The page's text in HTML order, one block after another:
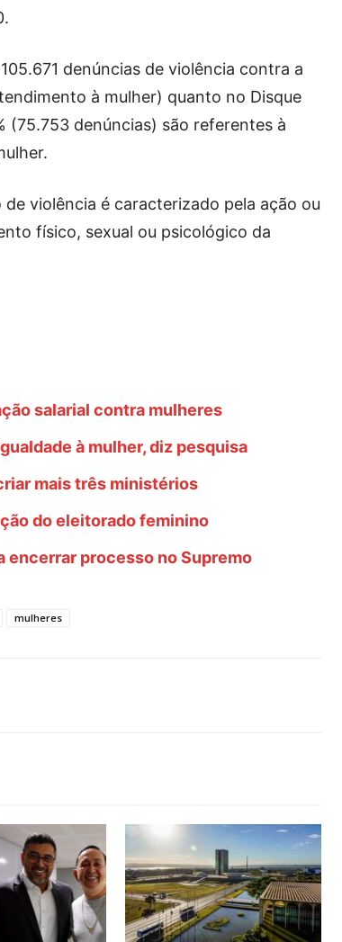
denúncias de violência contra a
à mulher) quanto no Disque
(75.753 denúncias) são referentes à
violência é caracterizado pela ação ou
físico, sexual ou psicológico da
salarial contra mulheres
à mulher, diz pesquisa
mais três ministérios
do eleitorado feminino
encerrar processo no Supremo
mulheres